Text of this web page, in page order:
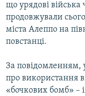
Усі сайти RFE/RL
що урядові війська
продовжували
міста Алеппо на
повстанці.
За повідомленням,
про використання
«бочкових бомб» –